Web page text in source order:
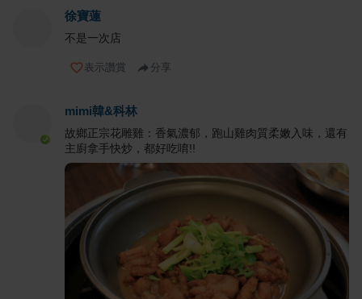
徐寶蓮
不是一次店
表示讚賞 分享
mimi韓&科林
故鄉正宗花雕雞：香氣濃郁，跑山雞肉質柔嫩入味，還有
主廚拿手快炒，都好吃唷!!